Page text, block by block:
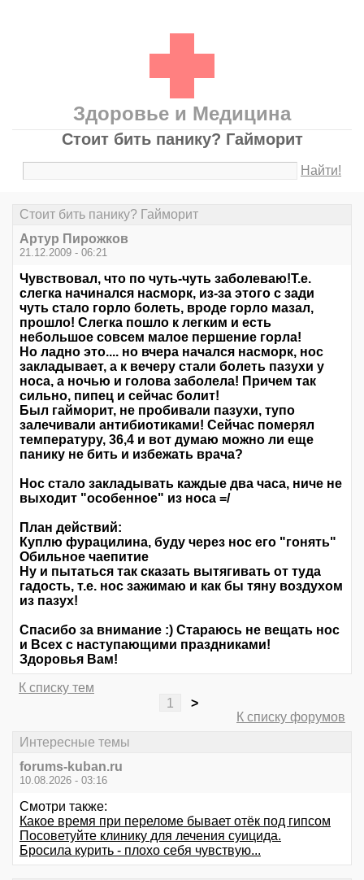
Здоровье и Медицина
Стоит бить панику? Гайморит
Найти!
Стоит бить панику? Гайморит
Артур Пирожков
21.12.2009 - 06:21
Чувствовал, что по чуть-чуть заболеваю!Т.е.
слегка начинался насморк, из-за этого с зади
чуть стало горло болеть, вроде горло мазал,
прошло! Слегка пошло к легким и есть
небольшое совсем малое першение горла!
Но ладно это.... но вчера начался насморк, нос
закладывает, а к вечеру стали болеть пазухи у
носа, а ночью и голова заболела! Причем так
сильно, пипец и сейчас болит!
Был гайморит, не пробивали пазухи, тупо
залечивали антибиотиками! Сейчас померял
температуру, 36,4 и вот думаю можно ли еще
панику не бить и избежать врача?
Нос стало закладывать каждые два часа, ниче не
выходит "особенное" из носа =/
План действий:
Куплю фурацилина, буду через нос его "гонять"
Обильное чаепитие
Ну и пытаться так сказать вытягивать от туда
гадость, т.е. нос зажимаю и как бы тяну воздухом
из пазух!
Спасибо за внимание :) Стараюсь не вещать нос
и Всех с наступающими праздниками!
Здоровья Вам!
К списку тем
1
>
К списку форумов
Интересные темы
forums-kuban.ru
10.08.2026 - 03:16
Смотри также:
Какое время при переломе бывает отёк под гипсом
Посоветуйте клинику для лечения суицида.
Бросила курить - плохо себя чувствую...